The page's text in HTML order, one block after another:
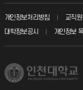
입학안내
취업정보(학생)
칭찬마당
학생서비스 지킴이
총동문회
교수회
교육혁신본부
국제지원과
개인정보처리방침 교직원
대학정보공시
개인정보